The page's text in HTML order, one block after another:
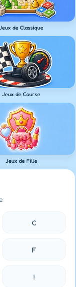
de Classique
Jeux de Course
Jeux de Fille
C
F
I